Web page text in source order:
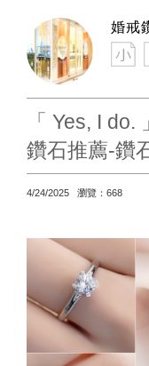
婚戒
「 Yes, I
鑽石推薦-鑽
4/24/2025 瀏覽：668